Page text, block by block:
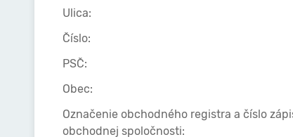
Ulica:
Číslo:
PSČ:
Obec:
Označenie obchodného registra a číslo
obchodnej spoločnosti: